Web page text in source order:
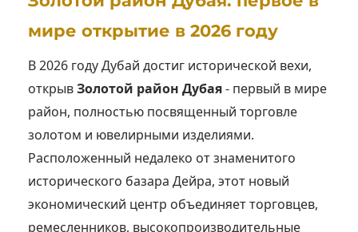
мире открытие в 2026 году
В 2026 году Дубай достиг исторической вехи,
открывЗолотой район Дубая- первый в мире
район, полностью посвященный торговле
золотом и ювелирными изделиями.
Расположенный недалеко от знаменитого
исторического базара Дейра, этот новый
экономический центр объединяет торговцев,
ремесленников, высокопроизводительные